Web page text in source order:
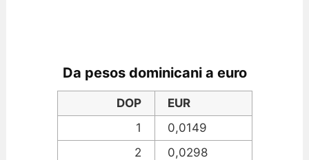
Da pesos dominicani a euro
DOP
EUR
1
0,0149
2
0,0298